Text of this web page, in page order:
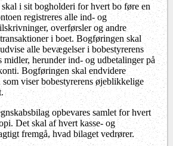
i sit bogholderi for hvert bo føre en
registreres alle ind- og
overførsler og andre
i boet. Bogføringen skal
alle bevægelser i bobestyrerens
midler, herunder ind- og udbetalinger på
Bogføringen skal endvidere
som viser bobestyrerens øjeblikkelige
opbevares samlet for hvert
Det skal af hvert kasse- og
fremgå, hvad bilaget vedrører.